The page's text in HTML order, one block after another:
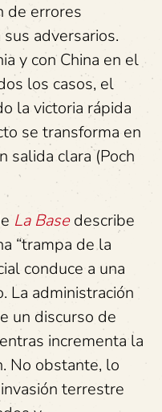
de errores
adversarios.
y con China en el
los casos, el
la victoria rápida
se transforma en
salida clara (Poch
La Basedescribe
“trampa de la
conduce a una
La administración
un discurso de
incrementa la
No obstante, lo
terrestre